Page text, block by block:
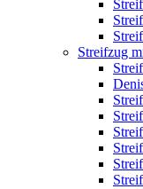
Streifzug